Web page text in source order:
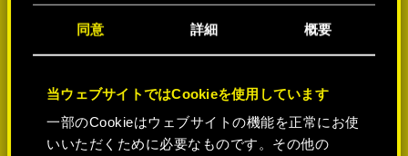
同意 詳細 概要
当ウェブサイトではCookieを使用しています
一部のCookieはウェブサイトの機能を正常にお使
いいただくために必要なものです。その他の